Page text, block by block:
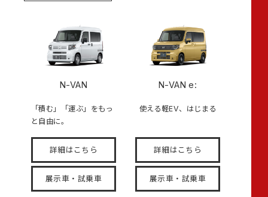
N-VAN
「積む」「運ぶ」をもっ
と自由に。
詳細はこちら
展示車・試乗車
N-VAN e:
使える軽EV、はじまる
詳細はこちら
展示車・試乗車